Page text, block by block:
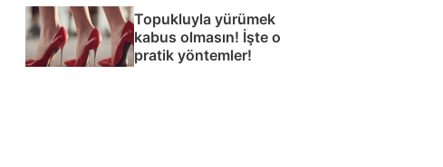
Topukluyla yürümek
kabus olmasın! İşte o
pratik yöntemler!